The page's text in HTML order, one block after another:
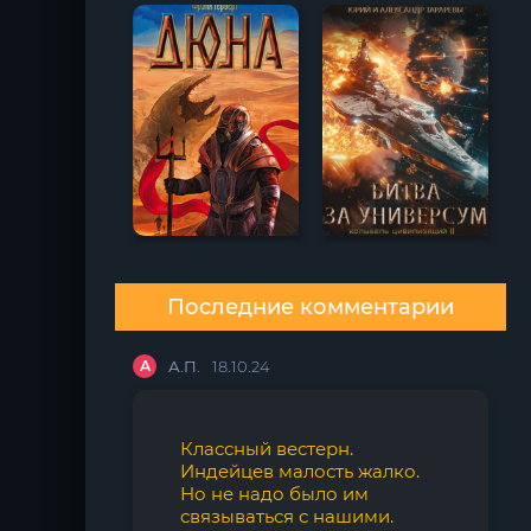
Последние комментарии
А А.П. 18.10.24
Классный вестерн.
Индейцев малость жалко.
Но не надо было им
связываться с нашими.